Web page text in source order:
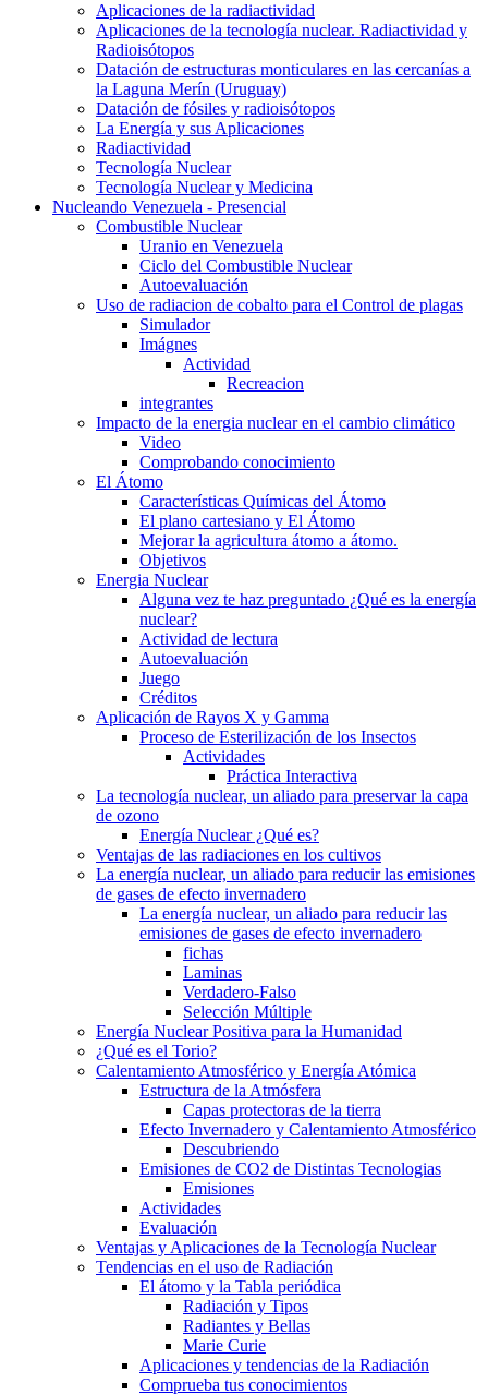
Aplicaciones de la radiactividad
Aplicaciones de la tecnología nuclear. Radiactividad y
Radioisótopos
Datación de estructuras monticulares en las cercanías a
la Laguna Merín (Uruguay)
Datación de fósiles y radioisótopos
La Energía y sus Aplicaciones
Radiactividad
Tecnología Nuclear
Tecnología Nuclear y Medicina
Nucleando Venezuela - Presencial
Combustible Nuclear
Uranio en Venezuela
Ciclo del Combustible Nuclear
Autoevaluación
Uso de radiacion de cobalto para el Control de plagas
Simulador
Imágnes
Actividad
Recreacion
integrantes
Impacto de la energia nuclear en el cambio climático
Video
Comprobando conocimiento
El Átomo
Características Químicas del Átomo
El plano cartesiano y El Átomo
Mejorar la agricultura átomo a átomo.
Objetivos
Energia Nuclear
Alguna vez te haz preguntado ¿Qué es la energía
nuclear?
Actividad de lectura
Autoevaluación
Juego
Créditos
Aplicación de Rayos X y Gamma
Proceso de Esterilización de los Insectos
Actividades
Práctica Interactiva
La tecnología nuclear, un aliado para preservar la capa
de ozono
Energía Nuclear ¿Qué es?
Ventajas de las radiaciones en los cultivos
La energía nuclear, un aliado para reducir las emisiones
de gases de efecto invernadero
La energía nuclear, un aliado para reducir las
emisiones de gases de efecto invernadero
fichas
Laminas
Verdadero-Falso
Selección Múltiple
Energía Nuclear Positiva para la Humanidad
¿Qué es el Torio?
Calentamiento Atmosférico y Energía Atómica
Estructura de la Atmósfera
Capas protectoras de la tierra
Efecto Invernadero y Calentamiento Atmosférico
Descubriendo
Emisiones de CO2 de Distintas Tecnologias
Emisiones
Actividades
Evaluación
Ventajas y Aplicaciones de la Tecnología Nuclear
Tendencias en el uso de Radiación
El átomo y la Tabla periódica
Radiación y Tipos
Radiantes y Bellas
Marie Curie
Aplicaciones y tendencias de la Radiación
Comprueba tus conocimientos